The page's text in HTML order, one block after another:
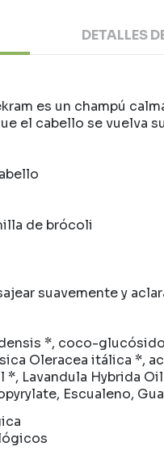
DETALLES
es un champú
el cabello se vuelva
de brócoli
suavemente y
*, coco-
Oleracea itálica *,
Lavandula Hybrida
Escualeno,